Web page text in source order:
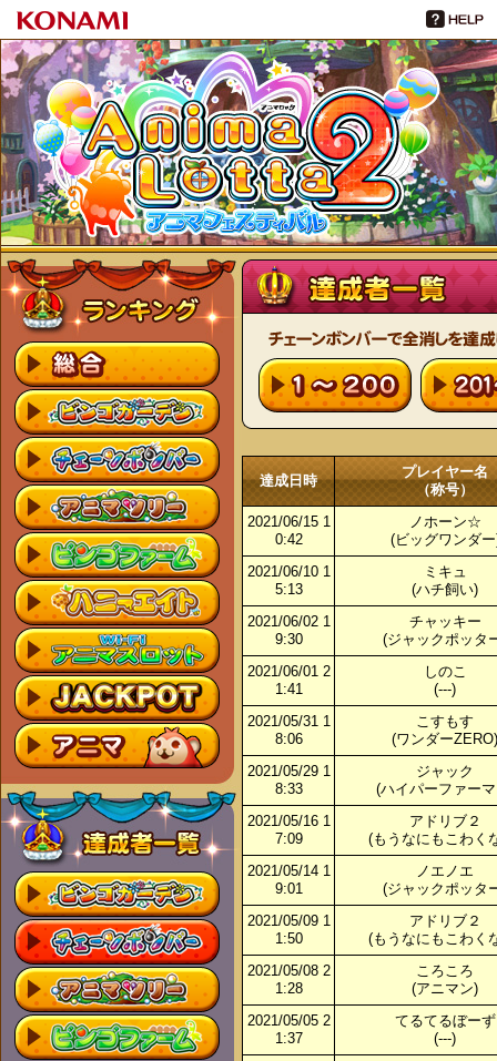
達成日時
プレイヤー名
（称号）
2021/06/15 1
0:42
ノホーン☆
(ビッグワンダ
2021/06/10 1
5:13
ミキュ
(ハチ飼い)
2021/06/02 1
9:30
チャッキー
(ジャックポッタ
2021/06/01 2
1:41
しのこ
(---)
2021/05/31 1
8:06
こすもす
(ワンダーZERO)
2021/05/29 1
8:33
ジャック
(ハイパーファー
2021/05/16 1
7:09
アドリブ２
(もうなにもこわく
2021/05/14 1
9:01
ノエノエ
(ジャックポッタ
2021/05/09 1
1:50
アドリブ２
(もうなにもこわく
2021/05/08 2
1:28
ころころ
(アニマン)
2021/05/05 2
1:37
てるてるぼーず
(---)